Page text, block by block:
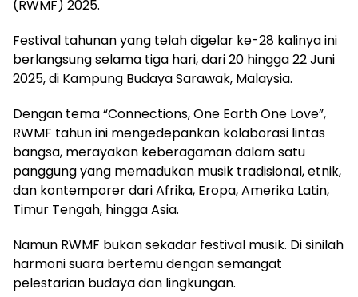
(RWMF) 2025.
Festival tahunan yang telah digelar ke-28 kalinya ini
berlangsung selama tiga hari, dari 20 hingga 22 Juni
2025, di Kampung Budaya Sarawak, Malaysia.
Dengan tema “Connections, One Earth One Love”,
RWMF tahun ini mengedepankan kolaborasi lintas
bangsa, merayakan keberagaman dalam satu
panggung yang memadukan musik tradisional, etnik,
dan kontemporer dari Afrika, Eropa, Amerika Latin,
Timur Tengah, hingga Asia.
Namun RWMF bukan sekadar festival musik. Di sinilah
harmoni suara bertemu dengan semangat
pelestarian budaya dan lingkungan.